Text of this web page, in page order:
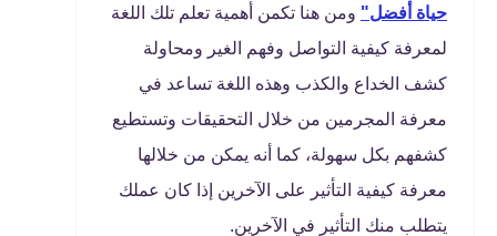
حياة أفضل" ومن هنا تكمن أهمية تعلم تلك اللغة
لمعرفة كيفية التواصل وفهم الغير ومحاولة
كشف الخداع والكذب وهذه اللغة تساعد في
معرفة المجرمين من خلال التحقيقات وتستطيع
كشفهم بكل سهولة، كما أنه يمكن من خلالها
معرفة كيفية التأثير على الآخرين إذا كان عملك
يتطلب منك التأثير في الآخرين.